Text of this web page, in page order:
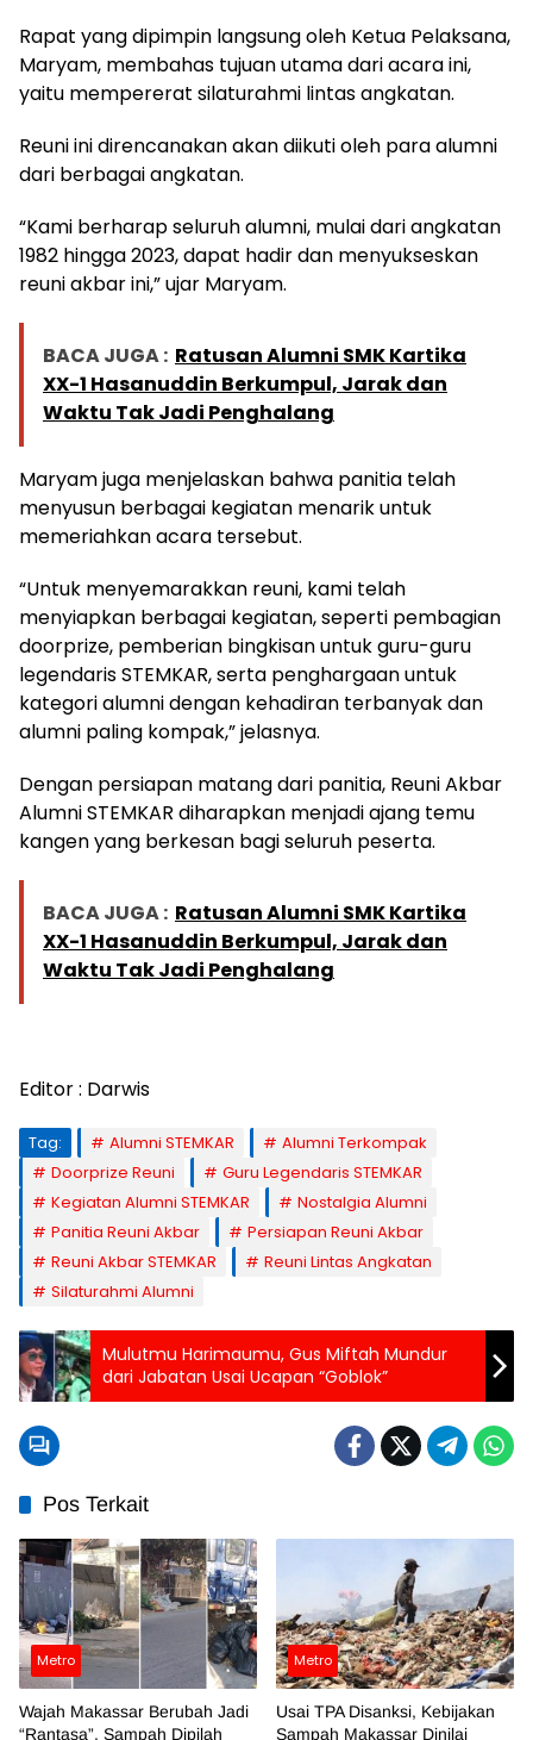
Rapat yang dipimpin langsung oleh Ketua Pelaksana,
Maryam, membahas tujuan utama dari acara ini,
yaitu mempererat silaturahmi lintas angkatan.
Reuni ini direncanakan akan diikuti oleh para alumni
dari berbagai angkatan.
“Kami berharap seluruh alumni, mulai dari angkatan
1982 hingga 2023, dapat hadir dan menyukseskan
reuni akbar ini,” ujar Maryam.
BACA JUGA : Ratusan Alumni SMK Kartika
XX-1 Hasanuddin Berkumpul, Jarak dan
Waktu Tak Jadi Penghalang
Maryam juga menjelaskan bahwa panitia telah
menyusun berbagai kegiatan menarik untuk
memeriahkan acara tersebut.
“Untuk menyemarakkan reuni, kami telah
menyiapkan berbagai kegiatan, seperti pembagian
doorprize, pemberian bingkisan untuk guru-guru
legendaris STEMKAR, serta penghargaan untuk
kategori alumni dengan kehadiran terbanyak dan
alumni paling kompak,” jelasnya.
Dengan persiapan matang dari panitia, Reuni Akbar
Alumni STEMKAR diharapkan menjadi ajang temu
kangen yang berkesan bagi seluruh peserta.
BACA JUGA : Ratusan Alumni SMK Kartika
XX-1 Hasanuddin Berkumpul, Jarak dan
Waktu Tak Jadi Penghalang
Editor : Darwis
Tag: Alumni STEMKAR
Alumni Terkompak
Doorprize Reuni
Guru Legendaris STEMKAR
Kegiatan Alumni STEMKAR
Nostalgia Alumni
Panitia Reuni Akbar
Persiapan Reuni Akbar
Reuni Akbar STEMKAR
Reuni Lintas Angkatan
Silaturahmi Alumni
Mulutmu Harimaumu, Gus Miftah Mundur
dari Jabatan Usai Ucapan “Goblok”
Pos Terkait
Metro
Wajah Makassar Berubah Jadi
“Rantasa”, Sampah Dipilah
Metro
Usai TPA Disanksi, Kebijakan
Sampah Makassar Dinilai